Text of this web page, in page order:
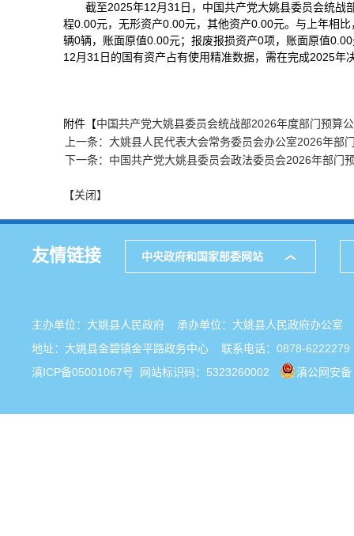
截至2025年12月31日，中国共产党大姚县委员会统
程0.00元，无形资产0.00元，其他资产0.00元。与上年相
辆0辆，账面原值0.00元；报废报损资产0项，账面原值
12月31日的国有资产占有使用精准数据，需在完成2025
附件【中国共产党大姚县委员会统战部2026年度部门预算
上一条：大姚县人民代表大会常务委员会办公室2026年部
下一条：中国共产党大姚县委员会政法委员会2026年部门
【关闭】
友情链接 中央政府和国家部委网站
主办单位：大姚县人民政府 承办单位：大姚县人民政府办公
地址：大姚县金碧镇金平路政务中心 联系电话：0878-6222279
滇ICP备05001067号 网站标识码：5323260002 滇公网安